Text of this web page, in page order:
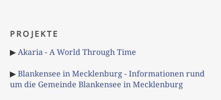
PROJEKTE
▶Akaria - A World Through Time
▶Blankensee in Mecklenburg - Informationen rund
um die Gemeinde Blankensee in Mecklenburg